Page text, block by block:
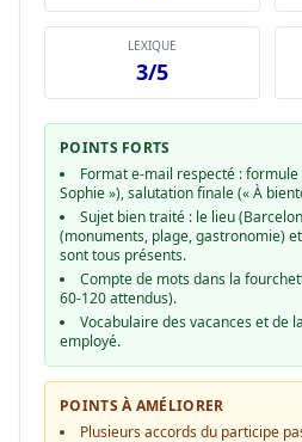
LEXIQUE
3/5
POINTS FORTS
Format e-mail respecté :
Sophie »), salutation finale (« À
Sujet bien traité : le lieu
(monuments, plage, gastronomie)
sont tous présents.
Compte de mots dans la
60-120 attendus).
Vocabulaire des vacances et de
employé.
POINTS À AMÉLIORER
Plusieurs accords du participe